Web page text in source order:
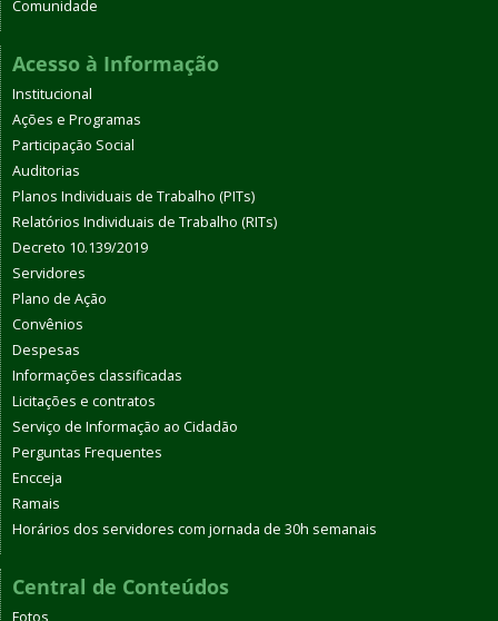
Comunidade
Acesso à Informação
Institucional
Ações e Programas
Participação Social
Auditorias
Planos Individuais de Trabalho (PITs)
Relatórios Individuais de Trabalho (RITs)
Decreto 10.139/2019
Servidores
Plano de Ação
Convênios
Despesas
Informações classificadas
Licitações e contratos
Serviço de Informação ao Cidadão
Perguntas Frequentes
Encceja
Ramais
Horários dos servidores com jornada de 30h semanais
Central de Conteúdos
Fotos